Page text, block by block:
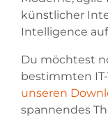
künstlicher
Intelligence
Du möchtest
bestimmten
unseren
spannendes